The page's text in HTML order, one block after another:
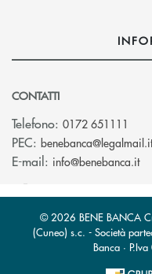
CONTATTI
Telefono: 0172 651111
PEC: benebanca@legalmail.it
E-mail: info@benebanca.it
© 2026 BENE BANCA
(Cuneo) s.c. - Società
Banca ·